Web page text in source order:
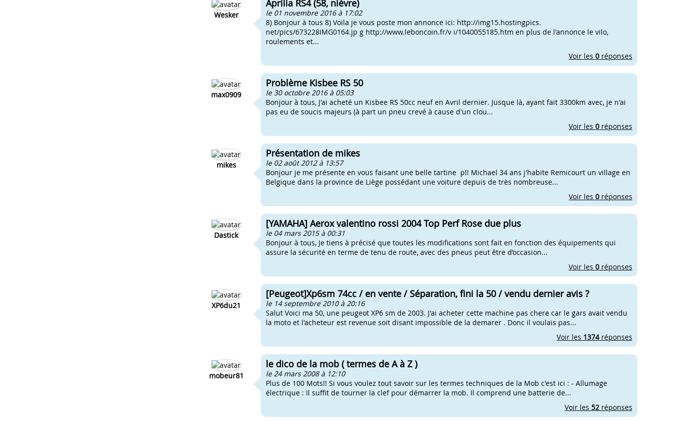
Wesker
Aprilia RS4 (58, nièvre)
le 01 novembre 2016 à 17:02
8) Bonjour à tous 8) Voila je vous poste mon annonce ici: http://img15.hostingpics.
net/pics/673228IMG0164.jp g http://www.leboncoin.fr/v i/1040055185.htm en plus de l'annonce le vilo,
roulements et...
Voir les 0réponses
max0909
Problème Kisbee RS 50
le 30 octobre 2016 à 05:03
Bonjour à tous, J'ai acheté un Kisbee RS 50cc neuf en Avril dernier. Jusque là, ayant fait 3300km avec, je n'ai
pas eu de soucis majeurs (à part un pneu crevé à cause d'un clou...
Voir les 0réponses
mikes
Présentation de mikes
le 02 août 2012 à 13:57
Bonjour je me présente en vous faisant une belle tartine p!! Michael 34 ans j'habite Remicourt un village en
Belgique dans la province de Liège possédant une voiture depuis de très nombreuse...
Voir les 0réponses
Dastick
[YAMAHA] Aerox valentino rossi 2004 Top Perf Rose due plus
le 04 mars 2015 à 00:31
Bonjour à tous, Je tiens à précisé que toutes les modifications sont fait en fonction des équipements qui
assure la sécurité en terme de tenu de route, avec des pneus peut être d’occasion...
Voir les 0réponses
XP6du21
[Peugeot]Xp6sm 74cc / en vente / Séparation, fini la 50 / vendu dernier avis ?
le 14 septembre 2010 à 20:16
Salut Voici ma 50, une peugeot XP6 sm de 2003. J'ai acheter cette machine pas chere car le gars avait vendu
la moto et l'acheteur est revenue soit disant impossible de la demarer . Donc il voulais pas...
Voir les 1374réponses
mobeur81
le dico de la mob ( termes de A à Z )
le 24 mars 2008 à 12:10
Plus de 100 Mots!! Si vous voulez tout savoir sur les termes techniques de la Mob c'est ici : - Allumage
électrique : Il suffit de tourner la clef pour démarrer la mob. Il comprend une batterie de...
Voir les 52réponses